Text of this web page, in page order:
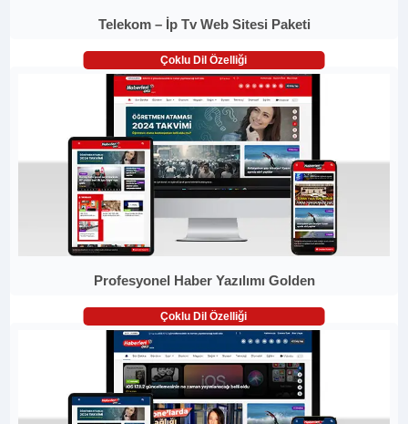
Telekom – İp Tv Web Sitesi Paketi
Çoklu Dil Özelliği
Profesyonel Haber Yazılımı Golden
Çoklu Dil Özelliği